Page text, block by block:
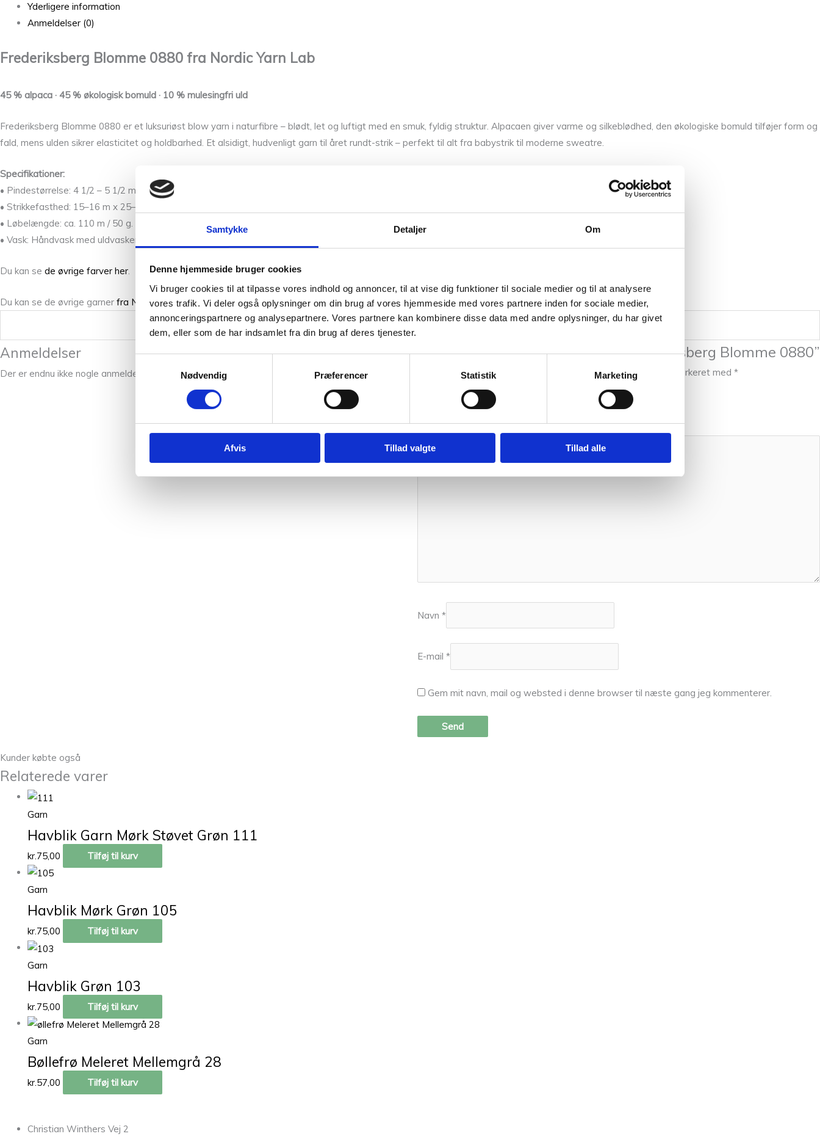
Samtykke Detaljer Om
Denne hjemmeside bruger cookies
Vi bruger cookies til at tilpasse vores indhold og annoncer, til at vise dig funktioner til sociale medier og til at analysere
vores trafik. Vi deler også oplysninger om din brug af vores hjemmeside med vores partnere inden for sociale medier,
annonceringspartnere og analysepartnere. Vores partnere kan kombinere disse data med andre oplysninger, du har givet
dem, eller som de har indsamlet fra din brug af deres tjenester.
Nødvendig
Præferencer Statistik Marketing
Afvis Tillad valgte Tillad alle
Yderligere information
Anmeldelser (0)
Frederiksberg Blomme 0880 fra Nordic Yarn Lab
45 % alpaca · 45 % økologisk bomuld · 10 % mulesingfri uld
Frederiksberg Blomme 0880 er et luksuriøst blow yarn i naturfibre – blødt, let og luftigt med en smuk, fyldig struktur. Alpacaen giver varme og silkeblødhed, den økologiske bomuld tilføjer form og
fald, mens ulden sikrer elasticitet og holdbarhed. Et alsidigt, hudvenligt garn til året rundt-strik – perfekt til alt fra babystrik til moderne sweatre.
Specifikationer:
• Pindestørrelse: 4 1/2 – 5 1/2 mm.
• Strikkefasthed: 15–16 m x 25–26 p = 10 x 10 cm.
• Løbelængde: ca. 110 m / 50 g.
• Vask: Håndvask med uldvaskemiddel, tørres fladt.
Du kan se de øvrige farver her.
Du kan se de øvrige garner fra Nortdic Yarn Lab her.
Vægt
0,05 kg
Anmeldelser
Der er endnu ikke nogle anmeldelser.
Vær den første til at anmelde “Frederiksberg Blomme 0880”
Din e-mailadresse vil ikke blive publiceret. Krævede felter er markeret med *
Din bedømmelse
Din anmeldelse*
Navn *
E-mail *
Gem mit navn, mail og websted i denne browser til næste gang jeg kommenterer.
Kunder købte også
Relaterede varer
Garn
Havblik Garn Mørk Støvet Grøn 111
kr. 75,00 Tilføj til kurv
Garn
Havblik Mørk Grøn 105
kr.75,00 Tilføj til kurv
Garn
Havblik Grøn 103
kr.75,00 Tilføj til kurv
Garn
Bøllefrø Meleret Mellemgrå 28
kr.57,00 Tilføj til kurv
Christian Winthers Vej 2